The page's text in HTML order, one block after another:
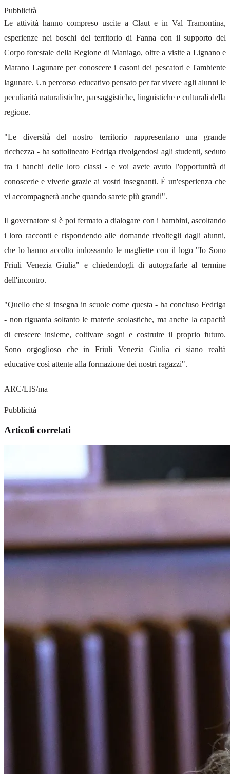
Pubblicità
Le attività hanno compreso uscite a Claut e in Val Tramontina,
esperienze nei boschi del territorio di Fanna con il supporto del
Corpo forestale della Regione di Maniago, oltre a visite a Lignano e
Marano Lagunare per conoscere i casoni dei pescatori e l'ambiente
lagunare. Un percorso educativo pensato per far vivere agli alunni le
peculiarità naturalistiche, paesaggistiche, linguistiche e culturali della
regione.
"Le diversità del nostro territorio rappresentano una grande
ricchezza - ha sottolineato Fedriga rivolgendosi agli studenti, seduto
tra i banchi delle loro classi - e voi avete avuto l'opportunità di
conoscerle e viverle grazie ai vostri insegnanti. È un'esperienza che
vi accompagnerà anche quando sarete più grandi".
Il governatore si è poi fermato a dialogare con i bambini, ascoltando
i loro racconti e rispondendo alle domande rivoltegli dagli alunni,
che lo hanno accolto indossando le magliette con il logo "Io Sono
Friuli Venezia Giulia" e chiedendogli di autografarle al termine
dell'incontro.
"Quello che si insegna in scuole come questa - ha concluso Fedriga
- non riguarda soltanto le materie scolastiche, ma anche la capacità
di crescere insieme, coltivare sogni e costruire il proprio futuro.
Sono orgoglioso che in Friuli Venezia Giulia ci siano realtà
educative così attente alla formazione dei nostri ragazzi".
ARC/LIS/ma
Pubblicità
Articoli correlati